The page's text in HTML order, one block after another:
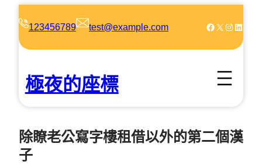
123456789 test@example.com Facebook X Instagram LinkedIn
極夜的座標
除瞭老公寫字樓租借以外的第二個漢
子